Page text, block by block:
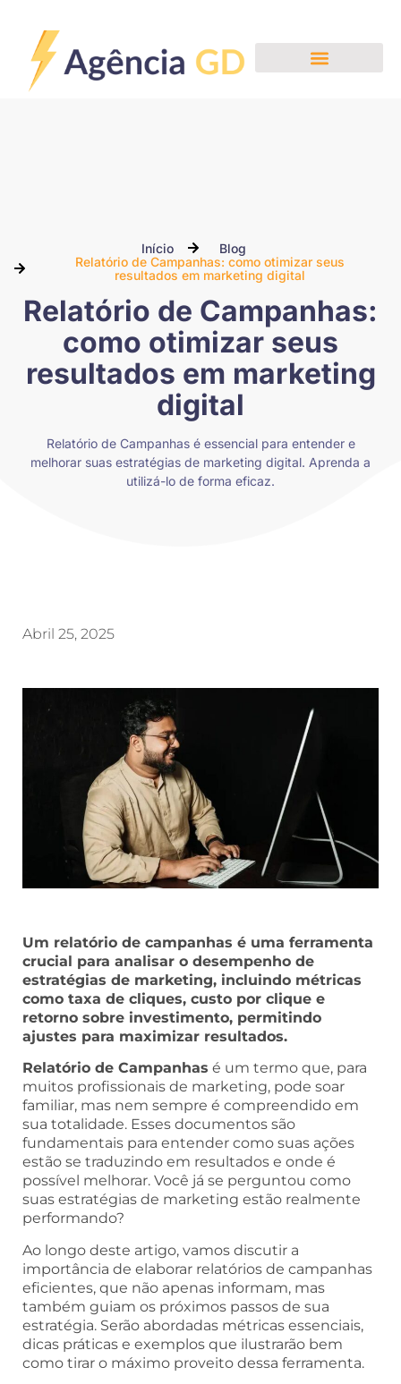
Início
Blog
Relatório de Campanhas: como otimizar seus
resultados em marketing digital
Relatório de Campanhas:
como otimizar seus
resultados em marketing
digital
Relatório de Campanhas é essencial para entender e
melhorar suas estratégias de marketing digital. Aprenda a
utilizá-lo de forma eficaz.
Abril 25, 2025
Um relatório de campanhas é uma ferramenta
crucial para analisar o desempenho de
estratégias de marketing, incluindo métricas
como taxa de cliques, custo por clique e
retorno sobre investimento, permitindo
ajustes para maximizar resultados.
Relatório de Campanhas é um termo que, para
muitos profissionais de marketing, pode soar
familiar, mas nem sempre é compreendido em
sua totalidade. Esses documentos são
fundamentais para entender como suas ações
estão se traduzindo em resultados e onde é
possível melhorar. Você já se perguntou como
suas estratégias de marketing estão realmente
performando?
Ao longo deste artigo, vamos discutir a
importância de elaborar relatórios de campanhas
eficientes, que não apenas informam, mas
também guiam os próximos passos de sua
estratégia. Serão abordadas métricas essenciais,
dicas práticas e exemplos que ilustrarão bem
como tirar o máximo proveito dessa ferramenta.